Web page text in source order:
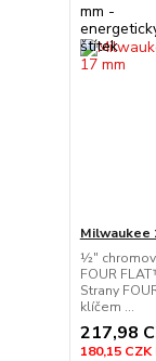
Milwaukee
½″
FOUR
Strany
klíčem ...
217,98
180,15 CZK